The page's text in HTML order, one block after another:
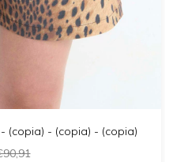
- (copia) - (copia) - (copia)